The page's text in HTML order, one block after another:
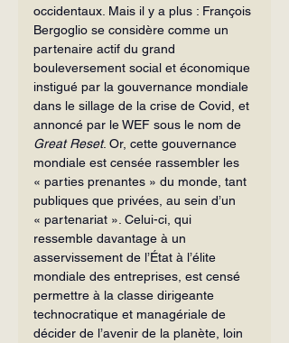
occidentaux. Mais il y a plus : François
Bergoglio se considère comme un
partenaire actif du grand
bouleversement social et économique
instigué par la gouvernance mondiale
dans le sillage de la crise de Covid, et
annoncé par le WEF sous le nom de
Great Reset. Or, cette gouvernance
mondiale est censée rassembler les
« parties prenantes » du monde, tant
publiques que privées, au sein d’un
« partenariat ». Celui-ci, qui
ressemble davantage à un
asservissement de l’État à l’élite
mondiale des entreprises, est censé
permettre à la classe dirigeante
technocratique et managériale de
décider de l’avenir de la planète, loin